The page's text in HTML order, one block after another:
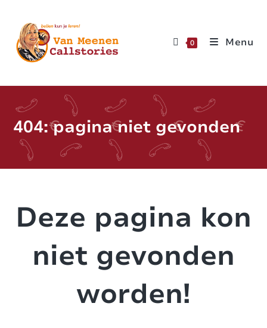
0 Menu
404: pagina niet gevonden
Deze pagina kon
niet gevonden
worden!